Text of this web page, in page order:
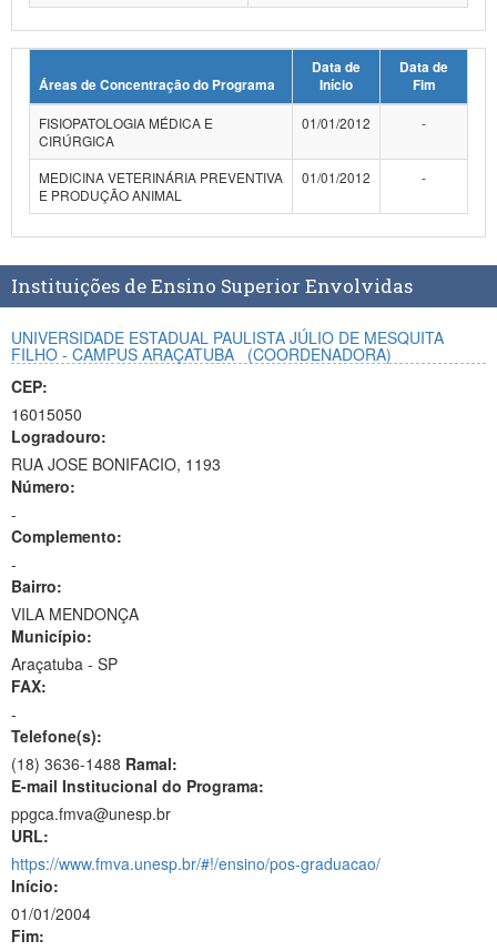
Áreas de Concentração do Programa
Data de
Início
Data de
Fim
FISIOPATOLOGIA MÉDICA E
CIRÚRGICA
01/01/2012 -
MEDICINA VETERINÁRIA PREVENTIVA
E PRODUÇÃO ANIMAL
01/01/2012 -
Instituições de Ensino Superior Envolvidas
UNIVERSIDADE ESTADUAL PAULISTA JÚLIO DE MESQUITA
FILHO - CAMPUS ARAÇATUBA
(COORDENADORA)
CEP:
16015050
Logradouro:
RUA JOSE BONIFACIO, 1193
Número:
-
Complemento:
-
Bairro:
VILA MENDONÇA
Município:
Araçatuba - SP
FAX:
-
Telefone(s):
(18) 3636-1488 Ramal:
E-mail Institucional do Programa:
ppgca.fmva@unesp.br
URL:
https://www.fmva.unesp.br/#!/ensino/pos-graduacao/
Início:
01/01/2004
Fim: